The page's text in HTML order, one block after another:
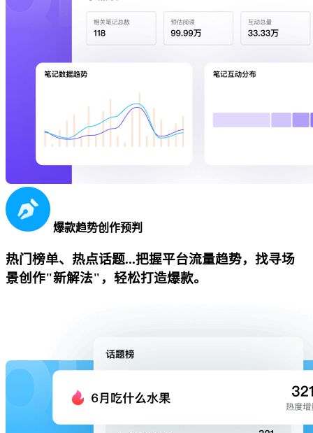
爆款趋势创作预判
热门榜单、热点话题...把握平台流量趋势，找寻场
景创作"新解法"，轻松打造爆款。